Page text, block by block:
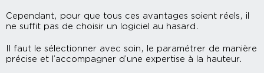
Cependant, pour que tous ces avantages soient réels, il
ne suffit pas de choisir un logiciel au hasard.
Il faut le sélectionner avec soin, le paramétrer de manière
précise et l’accompagner d’une expertise à la hauteur.